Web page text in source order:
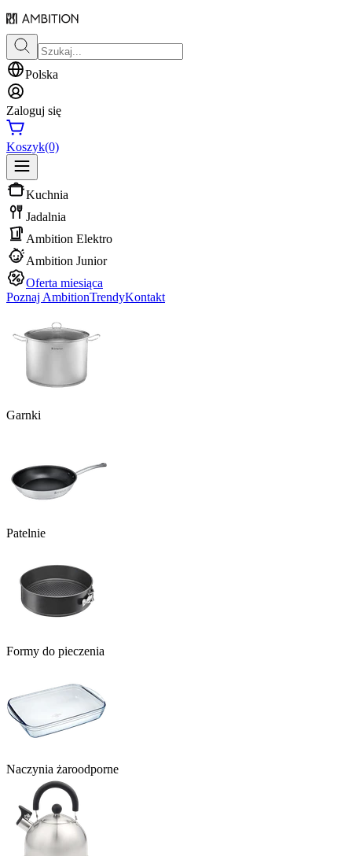
Polska
Zaloguj się
Koszyk(0)
Kuchnia
Jadalnia
Ambition Elektro
Ambition Junior
Oferta miesiąca
Poznaj AmbitionTrendyKontakt
Garnki
Patelnie
Formy do pieczenia
Naczynia żaroodporne